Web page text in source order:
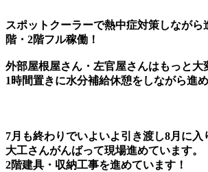
スポットクーラーで熱中症対策しながら
階・2階フル稼働！
外部屋根屋さん・左官屋さんはもっと大
1時間置きに水分補給休憩をしながら進め
7月も終わりでいよいよ引き渡し8月に入
大工さんがんばって現場進めています。
2階建具・収納工事を進めています！